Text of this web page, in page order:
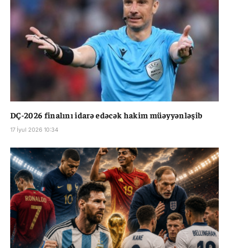
DÇ-2026 finalını idarə edəcək hakim müəyyənləşib
17 İyul 2026 10:34